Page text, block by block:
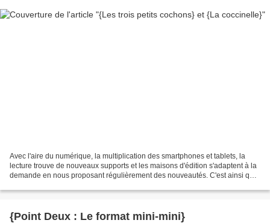
Avec l'aire du numérique, la multiplication des smartphones et tablets, la
lecture trouve de nouveaux supports et les maisons d'édition s'adaptent à la
demande en nous proposant régulièrement des nouveautés. C'est ainsi que
{Point Deux : Le format mini-mini}